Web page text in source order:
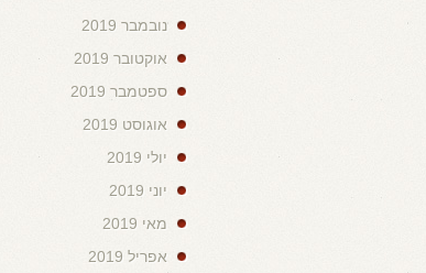
נובמבר 2019
אוקטובר 2019
ספטמבר 2019
אוגוסט 2019
יולי 2019
יוני 2019
מאי 2019
אפריל 2019